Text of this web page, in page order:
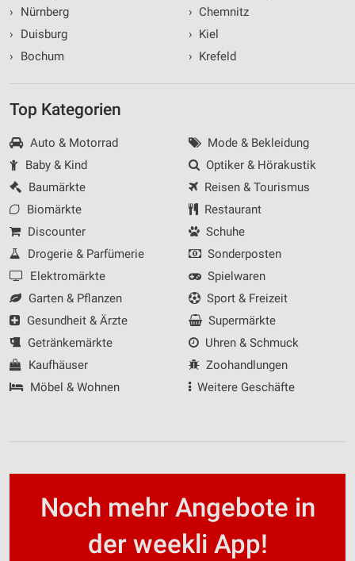
›
Nürnberg
›
Duisburg
›
Bochum
› Chemnitz
› Kiel
› Krefeld
Top Kategorien
Auto & Motorrad
Baby & Kind
Baumärkte
Biomärkte
Discounter
Drogerie & Parfümerie
Elektromärkte
Garten & Pflanzen
Gesundheit & Ärzte
Getränkemärkte
Kaufhäuser
Möbel & Wohnen
Mode & Bekleidung
Optiker & Hörakustik
Reisen & Tourismus
Restaurant
Schuhe
Sonderposten
Spielwaren
Sport & Freizeit
Supermärkte
Uhren & Schmuck
Zoohandlungen
Weitere Geschäfte
Noch mehr Angebote in
der weekli App!